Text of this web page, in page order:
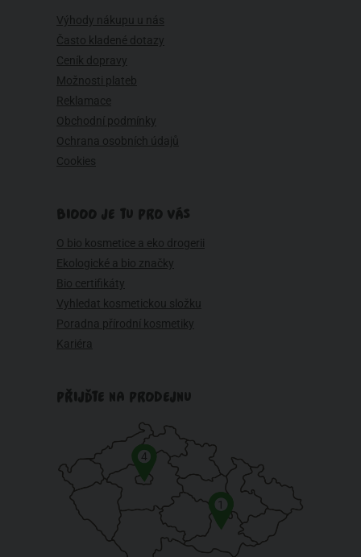
Výhody nákupu u nás
Často kladené dotazy
Ceník dopravy
Možnosti plateb
Reklamace
Obchodní podmínky
Ochrana osobních údajů
Cookies
BIOOO JE TU PRO VÁS
O bio kosmetice a eko drogerii
Ekologické a bio značky
Bio certifikáty
Vyhledat kosmetickou složku
Poradna přírodní kosmetiky
Kariéra
PŘIJĎTE NA PRODEJNU
1
4